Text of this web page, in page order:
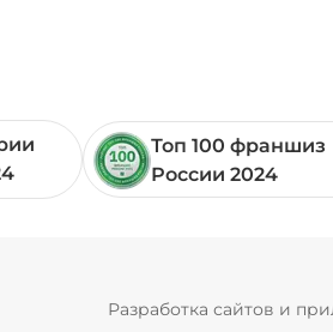
Топ 100 франшиз
России 2024
Разработка сайтов и